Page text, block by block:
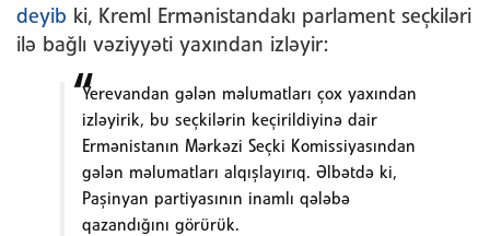
deyib ki, Kreml Ermənistandakı parlament seçkiləri
ilə bağlı vəziyyəti yaxından izləyir:
Yerevandan gələn məlumatları çox yaxından
izləyirik, bu seçkilərin keçirildiyinə dair
Ermənistanın Mərkəzi Seçki Komissiyasından
gələn məlumatları alqışlayırıq. Əlbətdə ki,
Paşinyan partiyasının inamlı qələbə
qazandığını görürük.